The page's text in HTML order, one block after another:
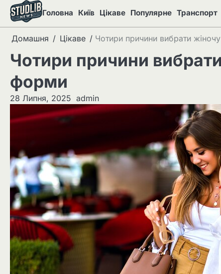
Перейти
вмісту
Головна Київ Цікаве Популярне Транспорт
Домашня Цікаве Чотири причини вибрати
Чотири причини
форми
28 Липня, 2025 admin